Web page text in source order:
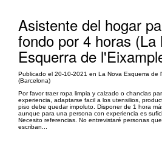
Asistente del hogar
fondo por 4 horas (La
Esquerra de
Publicado el 20-10-2021 en La Nova Esquerra de
(Barcelona)
Por favor traer ropa limpia y calzado o chanclas
experiencia, adaptarse facil a los utensilios,
piso debe quedar impoluto. Disponer de 1 hora
aunque para una persona con experiencia es
Necesito referencias. No entrevistaré personas
escriban...